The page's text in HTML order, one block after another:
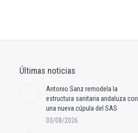
Últimas noticias
Antonio Sanz remodela la
estructura sanitaria andaluza con
una nueva cúpula del SAS
03/08/2026